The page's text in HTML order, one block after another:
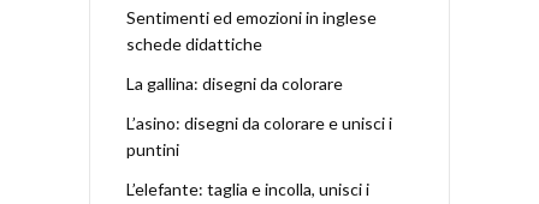
Sentimenti ed emozioni in inglese
schede didattiche
La gallina: disegni da colorare
L’asino: disegni da colorare e unisci i
puntini
L’elefante: taglia e incolla, unisci i